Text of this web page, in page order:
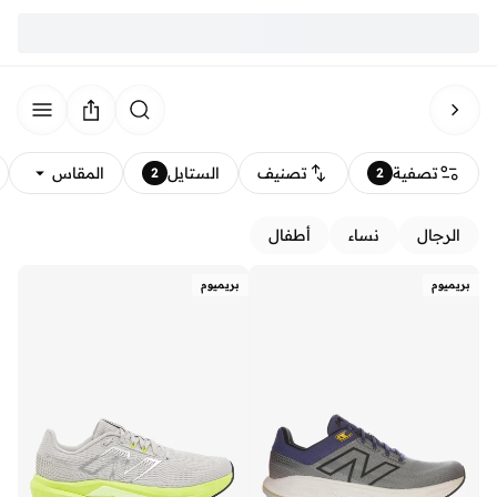
تصفية 2 تصنيف الستايل 2 المقاس
الرجال نساء أطفال
بريميوم بريميوم